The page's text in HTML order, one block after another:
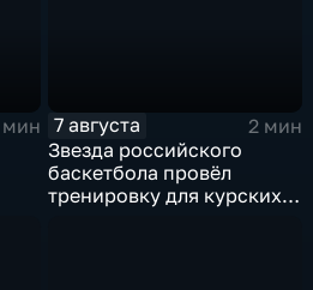
мин
7 августа
2 мин
Звезда российского
баскетбола провёл
тренировку для курских